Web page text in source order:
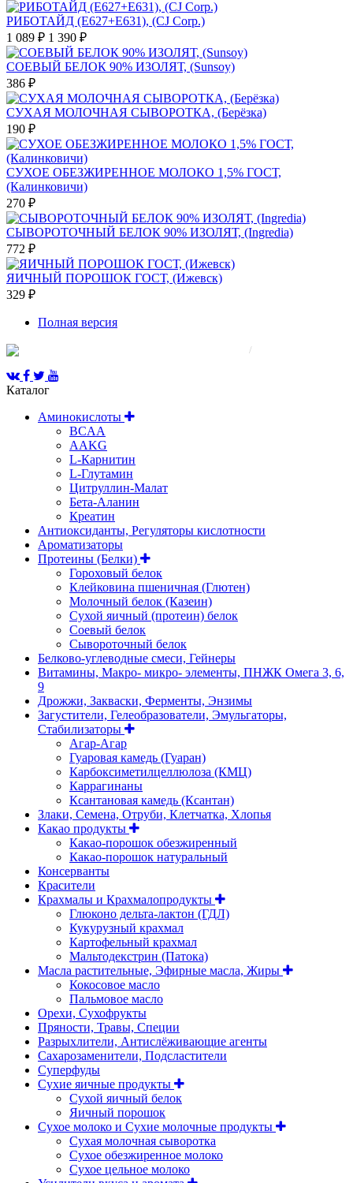
РИБОТАЙД (E627+E631), (CJ Corp.)
1 089 ₽ 1 390 ₽
СОЕВЫЙ БЕЛОК 90% ИЗОЛЯТ, (Sunsoy)
386 ₽
СУХАЯ МОЛОЧНАЯ СЫВОРОТКА, (Берёзка)
190 ₽
СУХОЕ ОБЕЗЖИРЕННОЕ МОЛОКО 1,5% ГОСТ,
(Калинковичи)
270 ₽
СЫВОРОТОЧНЫЙ БЕЛОК 90% ИЗОЛЯТ, (Ingredia)
772 ₽
ЯИЧНЫЙ ПОРОШОК ГОСТ, (Ижевск)
329 ₽
Полная версия
/
Каталог
Аминокислоты
BCAA
AAKG
L-Карнитин
L-Глутамин
Цитруллин-Малат
Бета-Аланин
Креатин
Антиоксиданты, Регуляторы кислотности
Ароматизаторы
Протеины (Белки)
Гороховый белок
Клейковина пшеничная (Глютен)
Молочный белок (Казеин)
Сухой яичный (протеин) белок
Соевый белок
Сывороточный белок
Белково-углеводные смеси, Гейнеры
Витамины, Макро- микро- элементы, ПНЖК Омега 3, 6,
9
Дрожжи, Закваски, Ферменты, Энзимы
Загустители, Гелеобразователи, Эмульгаторы,
Стабилизаторы
Агар-Агар
Гуаровая камедь (Гуаран)
Карбоксиметилцеллюлоза (КМЦ)
Каррагинаны
Ксантановая камедь (Ксантан)
Злаки, Семена, Отруби, Клетчатка, Хлопья
Какао продукты
Какао-порошок обезжиренный
Какао-порошок натуральный
Консерванты
Красители
Крахмалы и Крахмалопродукты
Глюконо дельта-лактон (ГДЛ)
Кукурузный крахмал
Картофельный крахмал
Мальтодекстрин (Патока)
Масла растительные, Эфирные масла, Жиры
Кокосовое масло
Пальмовое масло
Орехи, Сухофрукты
Пряности, Травы, Специи
Разрыхлители, Антислёживающие агенты
Сахарозаменители, Подсластители
Суперфуды
Сухие яичные продукты
Сухой яичный белок
Яичный порошок
Сухое молоко и Сухие молочные продукты
Сухая молочная сыворотка
Сухое обезжиренное молоко
Сухое цельное молоко